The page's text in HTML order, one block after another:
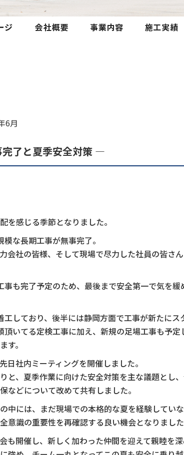
6月
了と夏季安全対策 ―
を感じる季節となりました。
な長期工事が無事完了。
会社の皆様、そして現場で尽力した社員の皆さ
事も完了予定のため、最後まで安全第一で気を
しており、後半には静岡方面で工事が新たにス
頂いてる定検工事に加え、新規の足場工事も予
す。
日社内ミーティングを開催しました。
と、夏季作業に向けた安全対策を主な議題とし
などについて改めて共有しました。
中には、まだ現場での本格的な夏を経験してい
意識の重要性を再確認する良い機会となりました
も開催し、新しく加わった仲間を迎えて親睦を深